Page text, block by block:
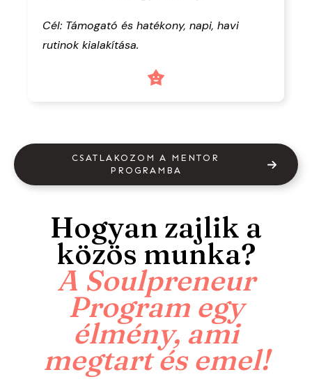
Cél: Támogató és hatékony, napi, havi
rutinok kialakítása.
CSATLAKOZOM A MENTOR
PROGRAMBA
Hogyan zajlik a
közös munka?
A Soulpreneur
Program egy
élmény, ami
megtart és emel!